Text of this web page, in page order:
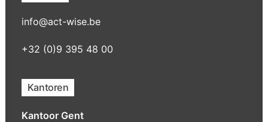
info@act-wise.be
+32 (0)9 395 48 00
Kantoren
Kantoor Gent